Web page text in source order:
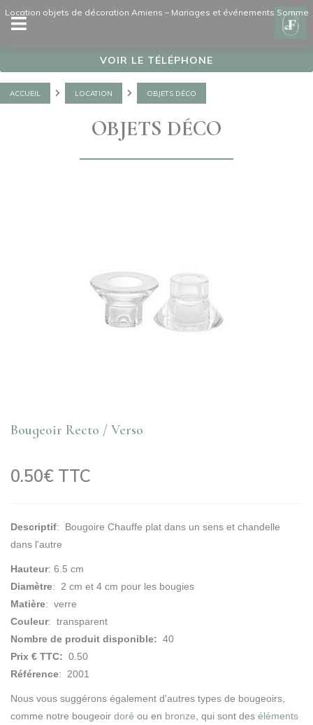
Location objets de décoration Amiens – Mariages et événements Somme
VOIR LE TÉLÉPHONE
ACCUEIL LOCATION OBJETS DÉCO
OBJETS DÉCO
Bougeoir Recto / Verso
0.50€ TTC
Descriptif: Bougoire Chauffe plat dans un sens et chandelle
dans l'autre
Hauteur: 6.5 cm
Diamètre: 2 cm et 4 cm pour les bougies
Matière: verre
Couleur: transparent
Nombre de produit disponible: 40
Prix € TTC: 0.50
Référence: 2001
Nous vous suggérons également d'autres types de bougeoirs,
comme notre bougeoir doré ou en bronze , qui sont des éléments
Panneau de gestion des cookies